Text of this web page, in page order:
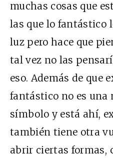
muchas cosas que
las que lo fantástico
luz pero hace que
tal vez no las
eso. Además de que
fantástico no es una
símbolo y está ahí,
también tiene otra
abrir ciertas formas,